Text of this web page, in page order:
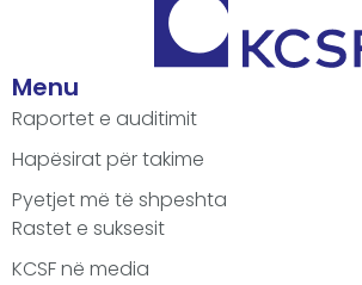
Menu
Raportet e auditimit
Hapësirat për takime
Pyetjet më të shpeshta
Rastet e suksesit
KCSF në media